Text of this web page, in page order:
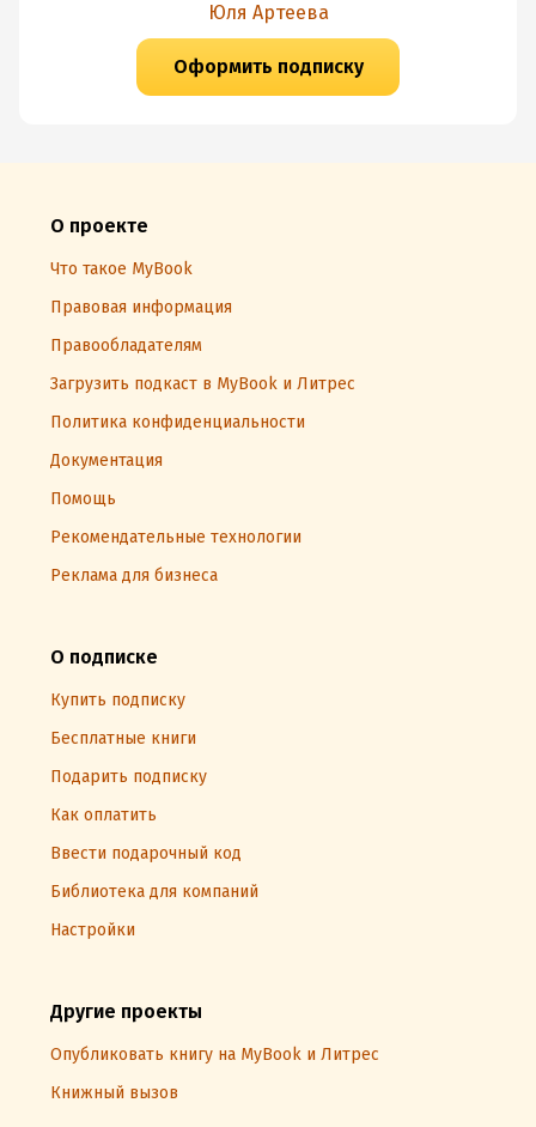
Юля Артеева
Оформить подписку
О проекте
Что такое MyBook
Правовая информация
Правообладателям
Загрузить подкаст в MyBook и Литрес
Политика конфиденциальности
Документация
Помощь
Рекомендательные технологии
Реклама для бизнеса
О подписке
Купить подписку
Бесплатные книги
Подарить подписку
Как оплатить
Ввести подарочный код
Библиотека для компаний
Настройки
Другие проекты
Опубликовать книгу на MyBook и Литрес
Книжный вызов